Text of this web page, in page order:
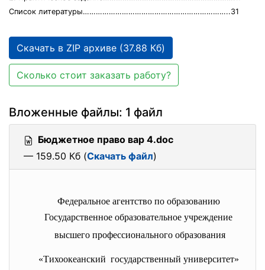
Список литературы…………………………………………………………..31
Скачать в ZIP архиве (37.88 Кб)
Сколько стоит заказать работу?
Вложенные файлы: 1 файл
Бюджетное право вар 4.doc
— 159.50 Кб (Скачать файл)
Федеральное агентство по образованию
Государственное образовательное учреждение
высшего профессионального образования
«Тихоокеанский государственный университет»